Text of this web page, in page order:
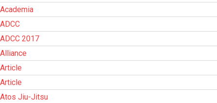
Academia
ADCC
ADCC 2017
Alliance
Article
Article
Atos Jiu-Jitsu